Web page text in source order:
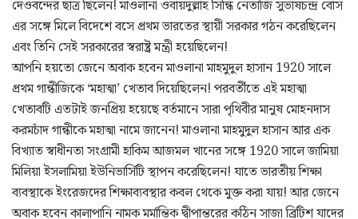
দেওবন্দের ছাত্র ছিলেন! মাওলানা ওবায়দুল্লাহ সিন্ধি নেতাজি সুভাষচন্দ্র বোস
এর সঙ্গে মিলে বিদেশে বসে প্রথম ভারতের স্থায়ী সরকার গঠন করেছিলেন
এবং তিনি সেই সরকারের স্বরাষ্ট্র মন্ত্রী হয়েছিলেন!
আপনি হয়তো জেনে অবাক হবেন মাওলানা মাহমুদুল হাসান 1920 সালে
প্রথম গান্ধীজিকে ‘মহাত্মা’ খেতাব দিয়েছিলেন! পরবর্তীতে এই মহাত্মা
খেতাবটি এতটাই জনপ্রিয় হয়েছে বর্তমানে সারা পৃথিবীর মানুষ মোহনদাস
করমচাঁদ গান্ধীকে মহাত্মা নামে জানেন! মাওলানা মাহমুদুল হাসান আর এক
বিখ্যাত স্বাধীনতা সংগ্রামী হাকিম আজমল খানের সঙ্গে 1920 সালে জামিয়া
মিলিয়া ইসলামিয়া ইউনিভার্সিটি স্থাপন করেছিলেন! যাতে ভারতীয় শিক্ষা
ব্যবস্থাকে ইংরেজদের শিক্ষাব্যবস্থার কবল থেকে মুক্ত করা যায়! আর জেনে
অবাক হবেন কালাপানি নামক মর্মান্তিক দ্বীপান্তরের কঠিন সাজা ব্রিটিশ যাদের